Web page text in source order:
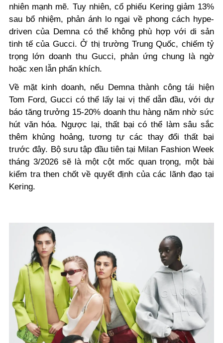
nhiên mạnh mẽ. Tuy nhiên, cổ phiếu Kering giảm 13%
sau bổ nhiệm, phản ánh lo ngại về phong cách hype-
driven của Demna có thể không phù hợp với di sản
tinh tế của Gucci. Ở thị trường Trung Quốc, chiếm tỷ
trọng lớn doanh thu Gucci, phản ứng chung là ngờ
hoặc xen lẫn phấn khích.
Về mặt kinh doanh, nếu Demna thành công tái hiện
Tom Ford, Gucci có thể lấy lại vị thế dẫn đầu, với dự
báo tăng trưởng 15-20% doanh thu hàng năm nhờ sức
hút văn hóa. Ngược lại, thất bại có thể làm sâu sắc
thêm khủng hoảng, tương tự các thay đổi thất bại
trước đây. Bộ sưu tập đầu tiên tại Milan Fashion Week
tháng 3/2026 sẽ là một cột mốc quan trọng, một bài
kiểm tra then chốt về quyết định của các lãnh đạo tại
Kering.